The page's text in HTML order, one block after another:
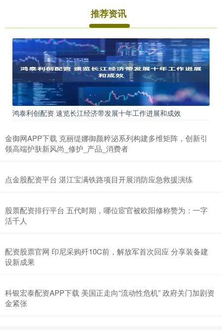
推荐资讯
鸿泰利创配资 速览长江经济带发展十年工作进展和成效
金御网APP下载 克丽缇娜御颜粹泌系列构建多维矩阵，创新引
领高端护肤新风尚_修护_产品_消费者
点金股配资平台 湛江宝满铁路项目开展消防应急救援演练
股票配资排行平台 五代时期，哪位宦官被欧阳修称赞为：一字
活千人
配资股票官网 印尼采购歼10C前，解放军首次回应 分享装备建
设新成果
科银宏泰配资APP下载 美国正走向“流动性危机” 政府关门加剧资
金紧张